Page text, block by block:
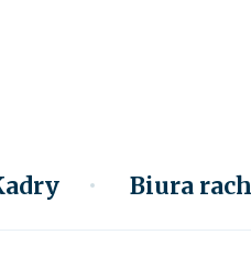
Biura